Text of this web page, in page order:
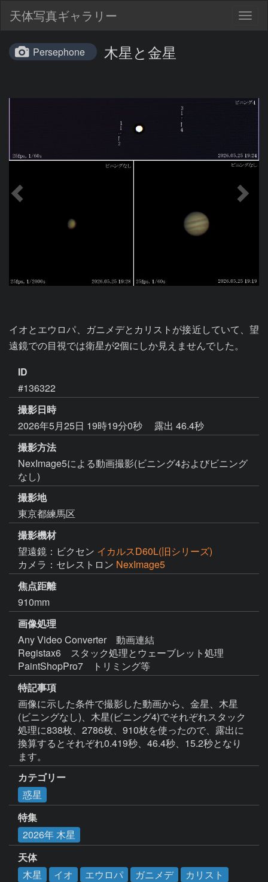
天体写真ギャラリー
Persephone 木星と金星
イオとエウロパ、ガニメデとカリストが接近していて、望
遠鏡での目視では衛星が2個にしか見えませんでした。
ID
#136322
撮影日時
2026年5月25日 19時19分0秒
露出 46.4秒
撮影方法
NexImage5による動画撮影(ビニング4およびビニング
なし)
撮影地
東京都練馬区
撮影機材
望遠鏡：ビクセン イカルスD60L(旧シリーズ)
カメラ：セレストロン NexImage5
焦点距離
910mm
画像処理
Any Video Converter　動画連結
Registax6　スタック処理とウェーブレット処理
特記事項
画像に示した条件で撮影した動画から、金星、木星
(ビニングなし)、木星(ビニング4)でそれぞれスタック
処理に838枚、2786枚、910枚を使ったので、露出に
換算するとそれぞれ0.419秒、46.4秒、15.2秒となり
ます。
カテゴリー
惑星
特集
2026年 木星
天体
木星
イオ エウロパ ガニメデ
カリスト